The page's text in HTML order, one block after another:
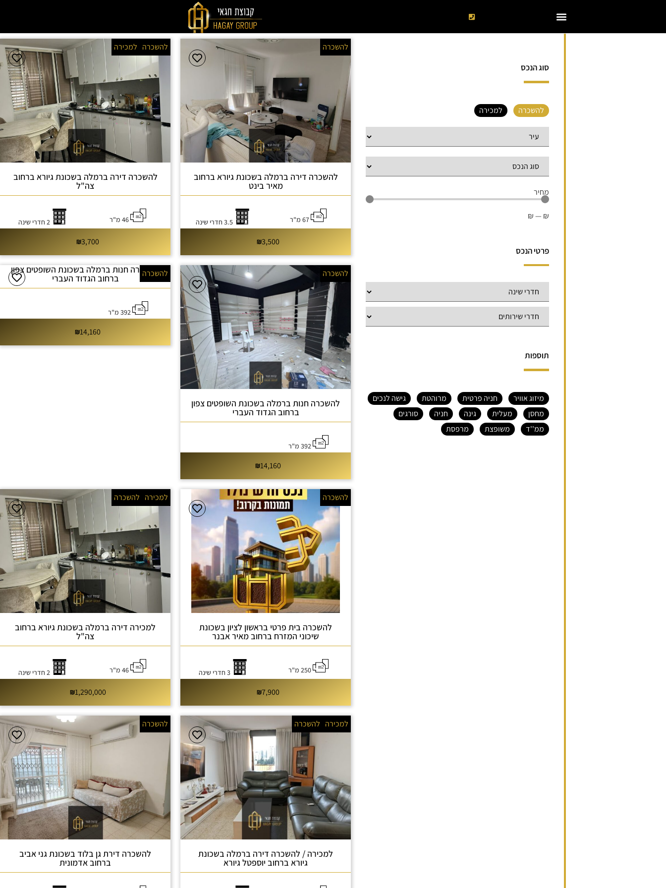
סוג הנכס
להשכרה למכירה
מחיר
₪
—
₪
פרטי הנכס
תוספות
מיזוג אוויר חניה פרטית מרוהטת
גישה לנכים
מחסן
מעלית גינה חניה
סורגים
ממ''ד
משופצת מרפסת
להשכרה
להשכרה דירה ברמלה בשכונת גיורא ברחוב
מאיר בינט
67 מ"ר
3,500
להשכרה למכירה
להשכרה דירה ברמלה בשכונת גיורא ברחוב
צה"ל
46 מ"ר 2 חדרי שינה
3,700
להשכרה
להשכרה חנות ברמלה בשכונת השופטים צפון
ברחוב הגדוד העברי
392 מ"ר
14,160
להשכרה
להשכרה חנות ברמלה בשכונת השופטים צפון
ברחוב הגדוד העברי
392 מ"ר
14,160
להשכרה
להשכרה בית פרטי בראשון לציון בשכונת
שיכוני המזרח ברחוב מאיר אבנר
250 מ"ר 3 חדרי שינה
7,900
למכירה להשכרה
למכירה דירה ברמלה בשכונת גיורא ברחוב
צה"ל
46 מ"ר 2 חדרי שינה
1,290,000
למכירה להשכרה
למכירה / להשכרה דירה ברמלה בשכונת
גיורא ברחוב יוספטל גיורא
להשכרה
להשכרה דירת גן בלוד בשכונת גני אביב
ברחוב אדמונית